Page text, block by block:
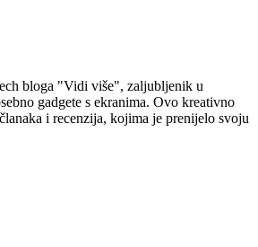
bloga "Vidi više", zaljubljenik u
gadgete s ekranima. Ovo kreativno
i recenzija, kojima je prenijelo svoju